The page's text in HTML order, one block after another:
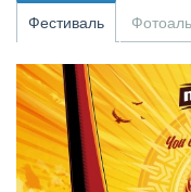
​Anthrax
Фестиваль